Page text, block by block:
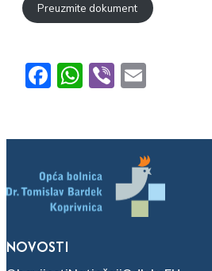
Preuzmite dokument
Facebook
WhatsApp
Viber
NOVOSTI